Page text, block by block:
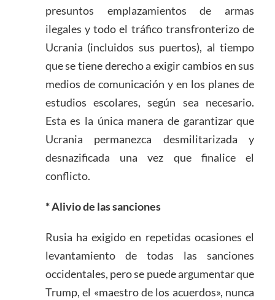
presuntos emplazamientos de armas
ilegales y todo el tráfico transfronterizo de
Ucrania (incluidos sus puertos), al tiempo
que se tiene derecho a exigir cambios en sus
medios de comunicación y en los planes de
estudios escolares, según sea necesario.
Esta es la única manera de garantizar que
Ucrania permanezca desmilitarizada y
desnazificada una vez que finalice el
conflicto.
* Alivio de las sanciones
Rusia ha exigido en repetidas ocasiones el
levantamiento de todas las sanciones
occidentales, pero se puede argumentar que
Trump, el «maestro de los acuerdos», nunca